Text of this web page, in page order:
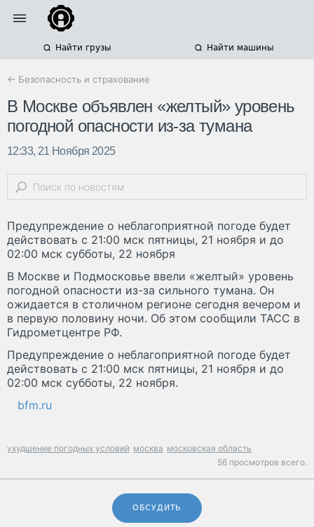
Найти грузы Найти машины
← Безопасность и страхование
В Москве объявлен «желтый» уровень
погодной опасности из-за тумана
12:33, 21 Ноября 2025
Предупреждение о неблагоприятной погоде будет
действовать с 21:00 мск пятницы, 21 ноября и до
02:00 мск субботы, 22 ноября
В Москве и Подмосковье ввели «желтый» уровень
погодной опасности из-за сильного тумана. Он
ожидается в столичном регионе сегодня вечером и
в первую половину ночи. Об этом сообщили ТАСС в
Гидрометцентре РФ.
Предупреждение о неблагоприятной погоде будет
действовать с 21:00 мск пятницы, 21 ноября и до
02:00 мск субботы, 22 ноября.
bfm.ru
ухудшение погодных условий москва московская область
56 просмотров всего.
ОБСУДИТЬ